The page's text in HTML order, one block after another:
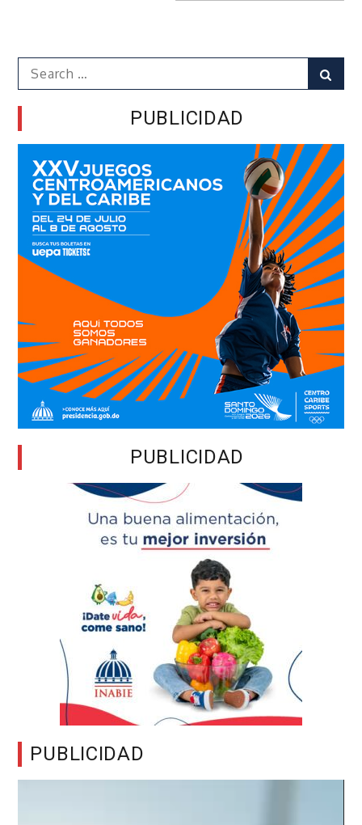
Search
for:
PUBLICIDAD
PUBLICIDAD
PUBLICIDAD